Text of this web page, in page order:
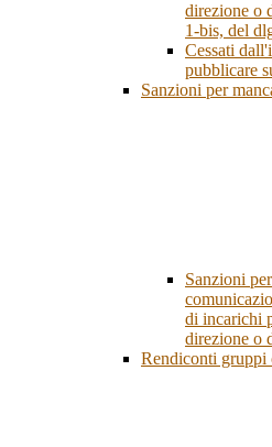
direzione o
1-bis, del
Cessati
pubblicare
Sanzioni per
Sanzioni
di incarichi
direzione o
Rendiconti